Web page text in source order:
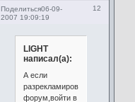
Поделиться 12
06-09-
2007 19:09:19
LIGHT
написал(а):
А если
разрекламировать
форум,войти в